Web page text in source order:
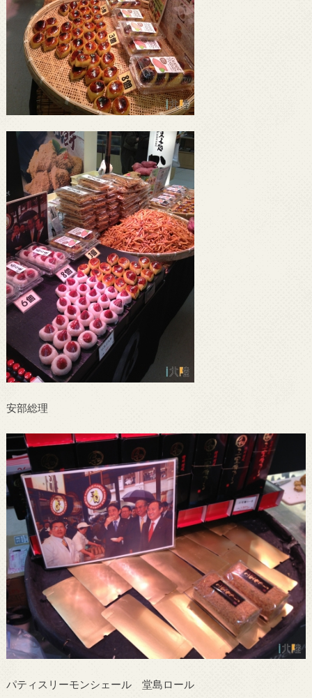
安部総理
パティスリーモンシェール 堂島ロール